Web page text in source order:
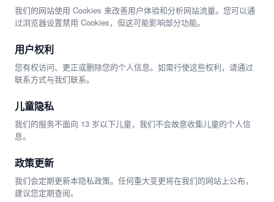
我们的网站使用 Cookies 来改善用户体验和分析网站流量。您可以通
过浏览器设置禁用 Cookies，但这可能影响部分功能。
用户权利
您有权访问、更正或删除您的个人信息。如需行使这些权利，请通过
联系方式与我们联系。
儿童隐私
我们的服务不面向 13 岁以下儿童，我们不会故意收集儿童的个人信
息。
政策更新
我们会定期更新本隐私政策。任何重大变更将在我们的网站上公布，
建议您定期查阅。